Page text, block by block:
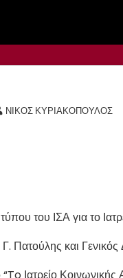
ΝΙΚΟΣ ΚΥΡΙΑΚΟΠΟΥΛΟΣ
του ΙΣΑ για το
Πατούλης και
Ιατρείο